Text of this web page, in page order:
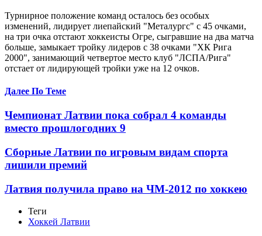
Турнирное положение команд осталось без особых
изменений, лидирует лиепайский "Металургс" с 45 очками,
на три очка отстают хоккеисты Огре, сыгравшие на два матча
больше, замыкает тройку лидеров с 38 очками "ХК Рига
2000", занимающий четвертое место клуб "ЛСПА/Рига"
отстает от лидирующей тройки уже на 12 очков.
Далее По Теме
Чемпионат Латвии пока собрал 4 команды
вместо прошлогодних 9
Сборные Латвии по игровым видам спорта
лишили премий
Латвия получила право на ЧМ-2012 по хоккею
Теги
Хоккей Латвии